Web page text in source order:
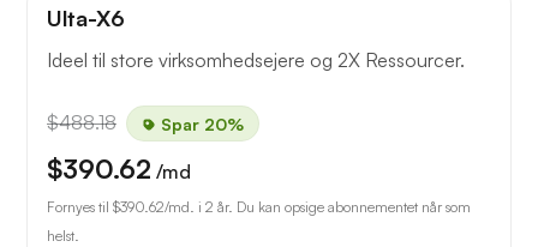
Ulta-X6
Ideel til store virksomhedsejere og 2X Ressourcer.
$488.18 Spar 20%
$390.62 /md
Fornyes til $390.62/md. i 2 år. Du kan opsige abonnementet når som
helst.